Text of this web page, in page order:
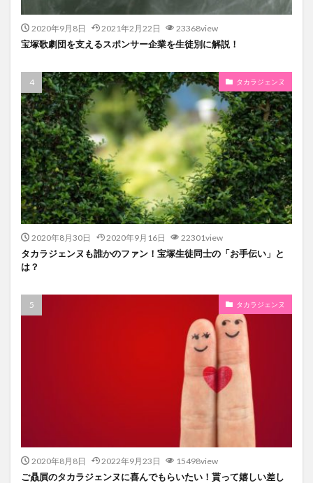
2020年9月8日 2021年2月22日 23368view
宝塚歌劇団を支えるスポンサー企業を生徒別に解説！
タカラジェンヌ
2020年8月30日 2020年9月16日 22301view
タカラジェンヌも誰かのファン！宝塚生徒同士の「お手伝い」と
は？
タカラジェンヌ
2020年8月8日 2022年9月23日 15498view
ご贔屓のタカラジェンヌに喜んでもらいたい！貰って嬉しい差し